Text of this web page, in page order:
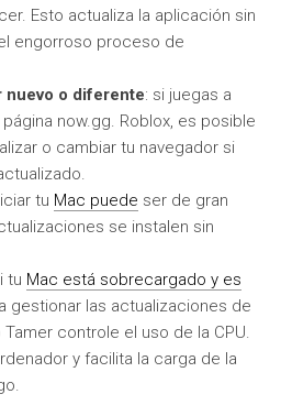
Esto actualiza la aplicación sin
engorroso proceso de
nuevo o diferente: si juegas a
now.gg. Roblox, es posible
o cambiar tu navegador si
tu Mac puede ser de gran
se instalen sin
tu Mac está sobrecargado y es
gestionar las actualizaciones de
controle el uso de la CPU.
y facilita la carga de la